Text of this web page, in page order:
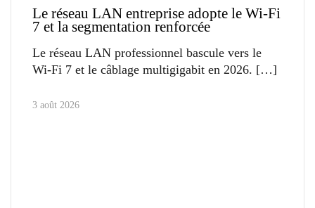
Le réseau LAN entreprise adopte le Wi-Fi
7 et la segmentation renforcée
Le réseau LAN professionnel bascule vers le
Wi-Fi 7 et le câblage multigigabit en 2026.
3 août 2026